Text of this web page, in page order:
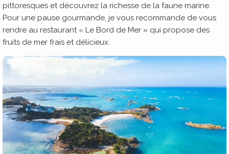
pittoresques et découvrez la richesse de la faune marine.
Pour une pause gourmande, je vous recommande de vous
rendre au restaurant « Le Bord de Mer » qui propose des
fruits de mer frais et délicieux.